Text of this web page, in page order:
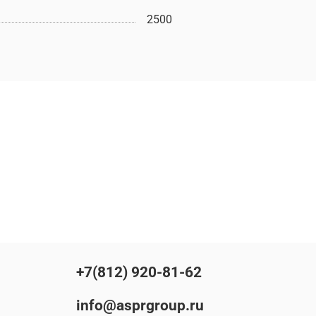
2500
+7(812) 920-81-62
info@asprgroup.ru